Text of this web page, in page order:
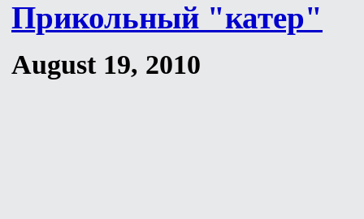
Прикольный "катер"
August 19, 2010